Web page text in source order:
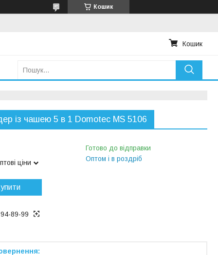
Кошик
Кошик
із чашею 5 в 1 Domotec MS 5106
ціни
Готово до відправки
Оптом і в роздріб
89-99